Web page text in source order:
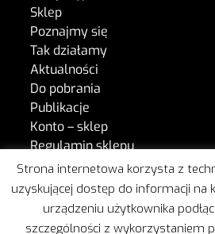
Sklep
Poznajmy się
Tak działamy
Aktualności
Do pobrania
Publikacje
Konto – sklep
Regulamin sklepu
Kontakt
W naszej pracy wspiera nas
Strona internetowa korzysta z
uzyskującej dostęp do informacji na
urządzeniu użytkownika
szczególności z wykorzystaniem